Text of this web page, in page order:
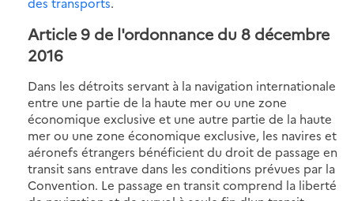
Article 9 de l'ordonnance du 8 décembre
2016
Dans les détroits servant à la navigation internationale
entre une partie de la haute mer ou une zone
économique exclusive et une autre partie de la haute
mer ou une zone économique exclusive, les navires et
aéronefs étrangers bénéficient du droit de passage en
transit sans entrave dans les conditions prévues par la
Convention. Le passage en transit comprend la liberté